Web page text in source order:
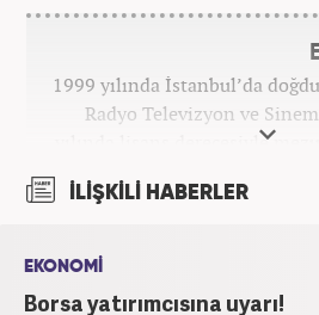
1999 yılında İstanbul’da
Radyo Televizyon ve
yılında lisans derecesiyle
yıl boyunca spor
bir haber kanalında haber ve
Ardından Turkuvaz
İLİŞKİLİ HABERLER
EKONOMİ
Borsa yatırımcısına uyarı!